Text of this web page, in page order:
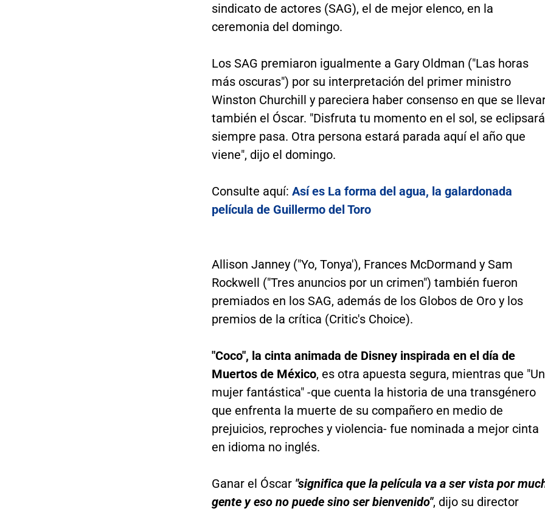
sindicato de actores (SAG), el de mejor elenco, en la
ceremonia del domingo.
Los SAG premiaron igualmente a Gary Oldman ("Las horas
más oscuras") por su interpretación del primer ministro
Winston Churchill y pareciera haber consenso en que se
también el Óscar. "Disfruta tu momento en el sol, se
siempre pasa. Otra persona estará parada aquí el año que
viene", dijo el domingo.
Consulte aquí: Así es La forma del agua, la galardonada
película de Guillermo del Toro
Allison Janney ("Yo, Tonya'), Frances McDormand y Sam
Rockwell ("Tres anuncios por un crimen") también fueron
premiados en los SAG, además de los Globos de Oro y los
premios de la crítica (Critic's Choice).
"Coco", la cinta animada de Disney inspirada en el día de
Muertos de México, es otra apuesta segura, mientras que
mujer fantástica" -que cuenta la historia de una transgénero
que enfrenta la muerte de su compañero en medio de
prejuicios, reproches y violencia- fue nominada a mejor cinta
en idioma no inglés.
Ganar el Óscar"significa que la película va a ser vista por
gente y eso no puede sino ser bienvenido", dijo su director